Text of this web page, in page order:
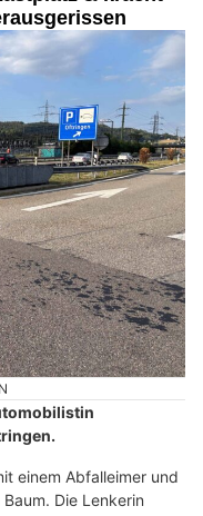
einem Abfalleimer und
Die Lenkerin